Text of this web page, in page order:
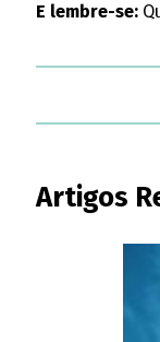
E lembre-se:
Artigos